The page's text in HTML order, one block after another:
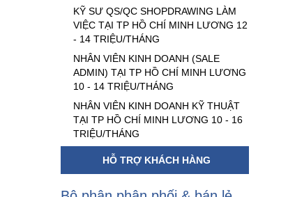
KỸ SƯ QS/QC SHOPDRAWING LÀM
VIỆC TẠI TP HỒ CHÍ MINH LƯƠNG 12
- 14 TRIỆU/THÁNG
NHÂN VIÊN KINH DOANH (SALE
ADMIN) TẠI TP HỒ CHÍ MINH LƯƠNG
10 - 14 TRIỆU/THÁNG
NHÂN VIÊN KINH DOANH KỸ THUẬT
TẠI TP HỒ CHÍ MINH LƯƠNG 10 - 16
TRIỆU/THÁNG
HỖ TRỢ KHÁCH HÀNG